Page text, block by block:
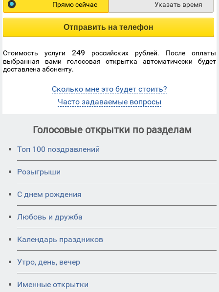
Прямо сейчас Указать время
Отправить на телефон
Стоимость услуги 249 российских рублей. После оплаты
выбранная вами голосовая открытка автоматически будет
доставлена абоненту.
Сколько мне это будет стоить?
Часто задаваемые вопросы
Голосовые открытки по разделам
Топ 100 поздравлений
Розыгрыши
С днем рождения
Любовь и дружба
Календарь праздников
Утро, день, вечер
Именные открытки